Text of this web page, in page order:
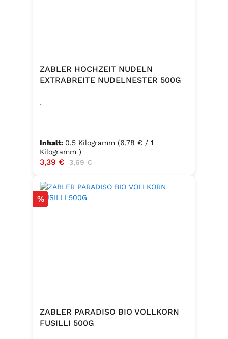
ZABLER HOCHZEIT NUDELN
EXTRABREITE NUDELNESTER 500G
.
Inhalt: 0.5 Kilogramm (6,78 € / 1
Kilogramm )
Verkaufspreis:
3,39 € Regulärer Preis:
3,69 €
Rabatt
%
ZABLER PARADISO BIO VOLLKORN
FUSILLI 500G